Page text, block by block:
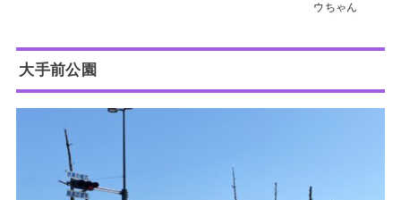
ウちゃん
大手前公園